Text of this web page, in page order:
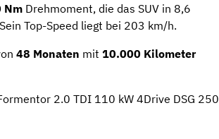
Nm Drehmoment, die das SUV in 8,6
Top-Speed liegt bei 203 km/h.
48 Monaten mit 10.000 Kilometer
2.0 TDI 110 kW 4Drive DSG 250